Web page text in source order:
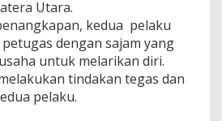
P
o
l
d
a
R
i
Utara.
kedua pelaku
dengan sajam yang
untuk melarikan diri.
tindakan tegas dan
pelaku.